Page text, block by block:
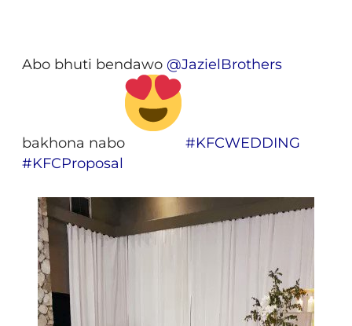
Abo bhuti bendawo @JazielBrothers
bakhona nabo #KFCWEDDING
#KFCProposal